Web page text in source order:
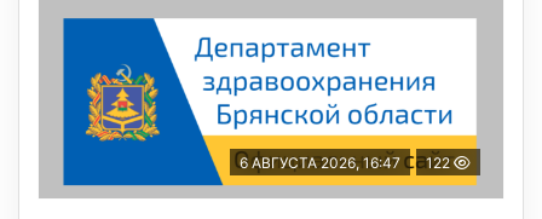
6 АВГУСТА 2026, 16:47 122